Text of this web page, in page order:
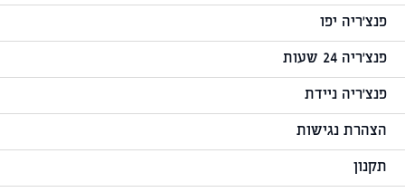
פנצ'ריה יפו
פנצ'ריה 24 שעות
פנצ'ריה ניידת
הצהרת נגישות
תקנון